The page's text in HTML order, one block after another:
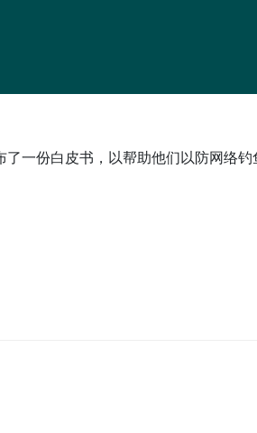
了一份白皮书，以帮助他们以防网络